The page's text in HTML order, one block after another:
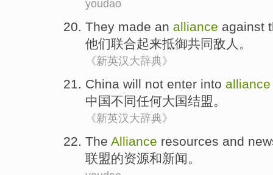
youdao
They made an alliance against
他们联合起来抵御共同敌人。
《新英汉大辞典》
China will not enter into alliance
中国不同任何大国结盟。
《新英汉大辞典》
The Alliance resources and
联盟的资源和新闻。